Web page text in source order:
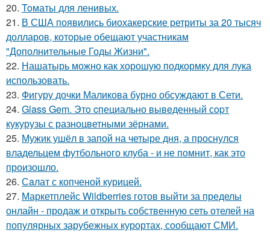
20. Toматы для ленивых.
21. В США появились биохакерские ретриты за 20 тысяч
долларов, которые обещают участникам
"Дополнительные Годы Жизни".
22. Нашатырь можно как хорошую подкормку для лука
использовать.
23. Фигуру дочки Маликова бурно обсуждают в Сети.
24. Glass Gem. Этo cпециально вывeденный сopт
кукурузы с разноцветными зёрнами.
25. Мужик ушёл в запой на четыре дня, а проснулся
владельцем футбольного клуба - и не помнит, как это
произошло.
26. Сaлат с копченой курицей.
27. Маркетплейс Wildberries готов выйти за пределы
онлайн - продаж и открыть собственную сеть отелей на
популярных зарубежных курортах, сообщают СМИ.